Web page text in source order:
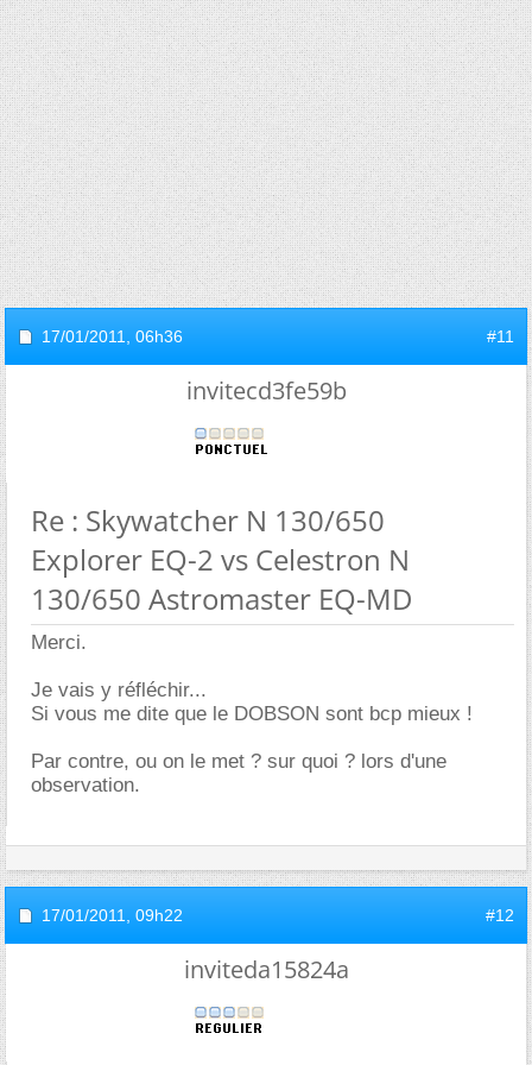
17/01/2011, 06h36 #11
invitecd3fe59b
Re : Skywatcher N 130/650
Explorer EQ-2 vs Celestron N
130/650 Astromaster EQ-MD
Merci.
Je vais y réfléchir...
Si vous me dite que le DOBSON sont bcp mieux !
Par contre, ou on le met ? sur quoi ? lors d'une
observation.
17/01/2011, 09h22 #12
inviteda15824a